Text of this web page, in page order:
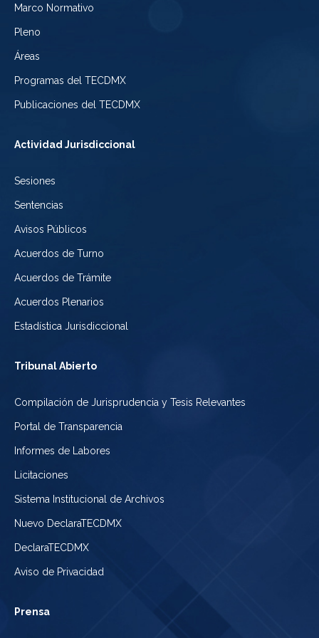
Marco Normativo
Pleno
Áreas
Programas del TECDMX
Publicaciones del TECDMX
Actividad Jurisdiccional
Sesiones
Sentencias
Avisos Públicos
Acuerdos de Turno
Acuerdos de Trámite
Acuerdos Plenarios
Estadística Jurisdiccional
Tribunal Abierto
Compilación de Jurisprudencia y Tesis Relevantes
Portal de Transparencia
Informes de Labores
Licitaciones
Sistema Institucional de Archivos
Nuevo DeclaraTECDMX
DeclaraTECDMX
Aviso de Privacidad
Prensa